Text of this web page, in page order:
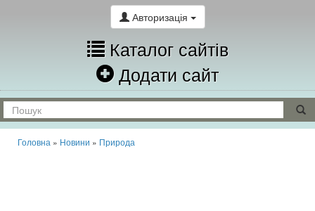
Авторизація
Каталог сайтів
Додати сайт
Головна » Новини » Природа